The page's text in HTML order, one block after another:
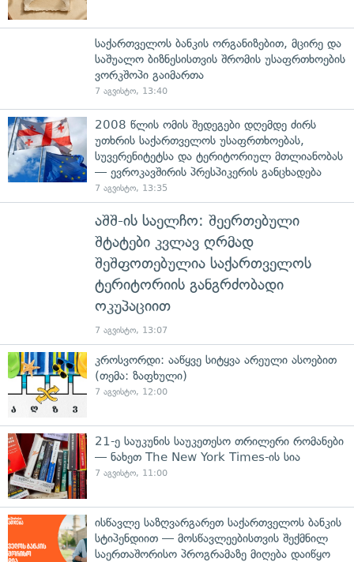
საქართველოს ბანკის ორგანიზებით, მცირე და
საშუალო ბიზნესისთვის შრომის უსაფრთხოების
ვორკშოპი გაიმართა
7 აგვისტო, 13:40
2008 წლის ომის შედეგები დღემდე ძირს
უთხრის საქართველოს უსაფრთხოებას,
სუვერენიტეტსა და ტერიტორიულ მთლიანობას
— ევროკავშირის პრესპიკერის განცხადება
7 აგვისტო, 13:35
აშშ-ის საელჩო: შეერთებული
შტატები კვლავ ღრმად
შეშფოთებულია საქართველოს
ტერიტორიის განგრძობადი
ოკუპაციით
7 აგვისტო, 13:07
კროსვორდი: ააწყვე სიტყვა არეული ასოებით
(თემა: ზაფხული)
7 აგვისტო, 12:00
21-ე საუკუნის საუკეთესო თრილერი რომანები
— ნახეთ The New York Times-ის სია
7 აგვისტო, 11:00
ისწავლე საზღვარგარეთ საქართველოს ბანკის
სტიპენდიით — მოსწავლეებისთვის შექმნილ
საერთაშორისო პროგრამაზე მიღება დაიწყო